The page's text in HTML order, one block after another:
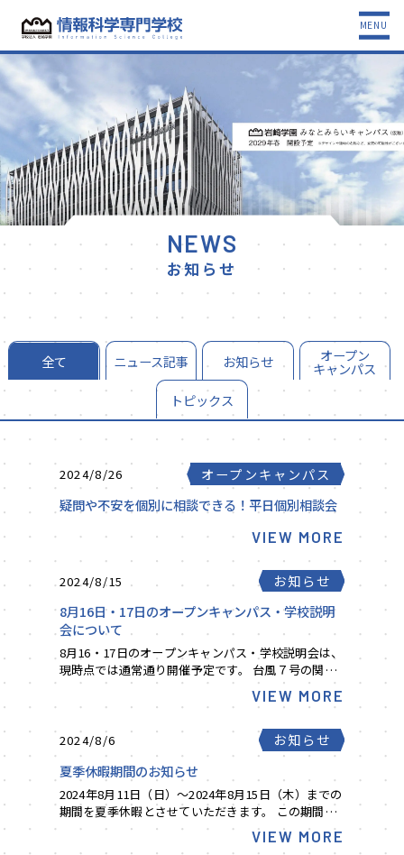
MENU
NEWS
お知らせ
全て ニュース記事 お知らせ オープン
キャンパス
トピックス
2024/8/26
オープンキャンパス
疑問や不安を個別に相談できる！平日個別相談会
VIEW MORE
2024/8/15
お知らせ
8月16日・17日のオープンキャンパス・学校説明
会について
8月16・17日のオープンキャンパス・学校説明会は、
現時点では通常通り開催予定です。 台風７号の関東
地方接近に伴う公共交通機関に乱れが出る可能性も
ございます。 お足元にお気をつけてお越しくださ...
VIEW MORE
2024/8/6
お知らせ
夏季休暇期間のお知らせ
2024年8月11日（日）～2024年8月15日（木）までの
期間を夏季休暇とさせていただきます。 この期間内
には、お電話でのお問い合わせや窓口での業務を休
ませていただくほか、学校資料請求の発送...VIEW MORE